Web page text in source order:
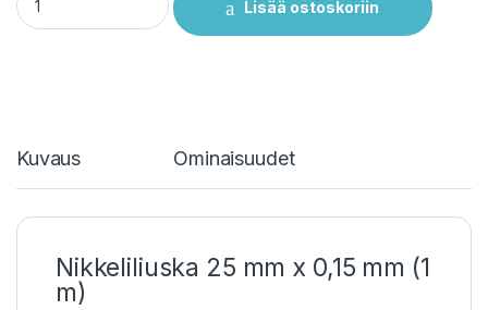
Lisää ostoskoriin
Kuvaus Ominaisuudet
Nikkeliliuska 25 mm x 0,15 mm (1
m)